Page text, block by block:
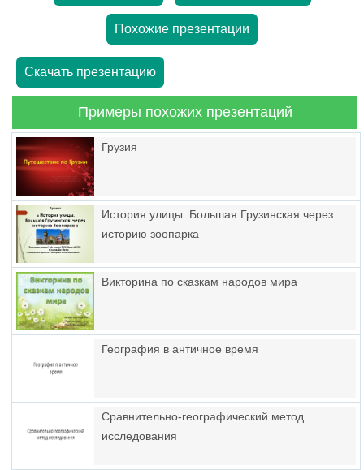
Похожие презентации
Скачать презентацию
Примеры похожих презентаций
Грузия
История улицы. Большая Грузинская через
историю зоопарка
Викторина по сказкам народов мира
География в античное время
Сравнительно-географический метод
исследования